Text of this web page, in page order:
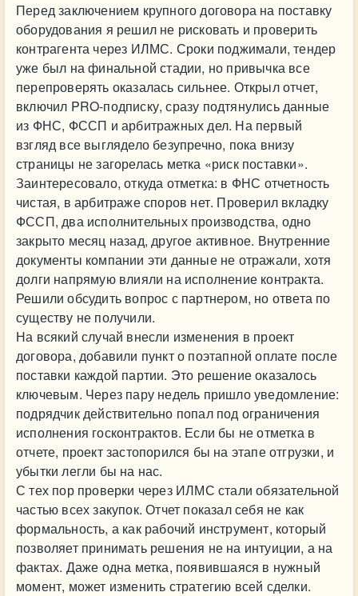
Перед заключением крупного договора на поставку
оборудования я решил не рисковать и проверить
контрагента через ИЛМС. Сроки поджимали, тендер
уже был на финальной стадии, но привычка все
перепроверять оказалась сильнее. Открыл отчет,
включил PRO-подписку, сразу подтянулись данные
из ФНС, ФССП и арбитражных дел. На первый
взгляд все выглядело безупречно, пока внизу
страницы не загорелась метка «риск поставки».
Заинтересовало, откуда отметка: в ФНС отчетность
чистая, в арбитраже споров нет. Проверил вкладку
ФССП, два исполнительных производства, одно
закрыто месяц назад, другое активное. Внутренние
документы компании эти данные не отражали, хотя
долги напрямую влияли на исполнение контракта.
Решили обсудить вопрос с партнером, но ответа по
существу не получили.
На всякий случай внесли изменения в проект
договора, добавили пункт о поэтапной оплате после
поставки каждой партии. Это решение оказалось
ключевым. Через пару недель пришло уведомление:
подрядчик действительно попал под ограничения
исполнения госконтрактов. Если бы не отметка в
отчете, проект застопорился бы на этапе отгрузки, и
убытки легли бы на нас.
С тех пор проверки через ИЛМС стали обязательной
частью всех закупок. Отчет показал себя не как
формальность, а как рабочий инструмент, который
позволяет принимать решения не на интуиции, а на
фактах. Даже одна метка, появившаяся в нужный
момент, может изменить стратегию всей сделки.